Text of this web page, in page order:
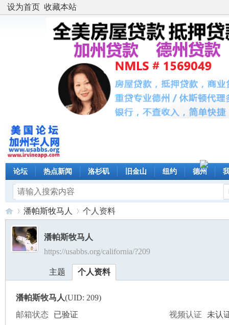
设为首页 收藏本站
论坛 热点新闻 洛杉矶 旧金山 纽约 德州
美›
潘帕斯牧马人
›
个人资料
潘帕斯牧马人
https://usabbs.org/california/?209
主题 个人资料
潘帕斯牧马人(UID: 209)
邮箱状态
已验证 视频认证 未认